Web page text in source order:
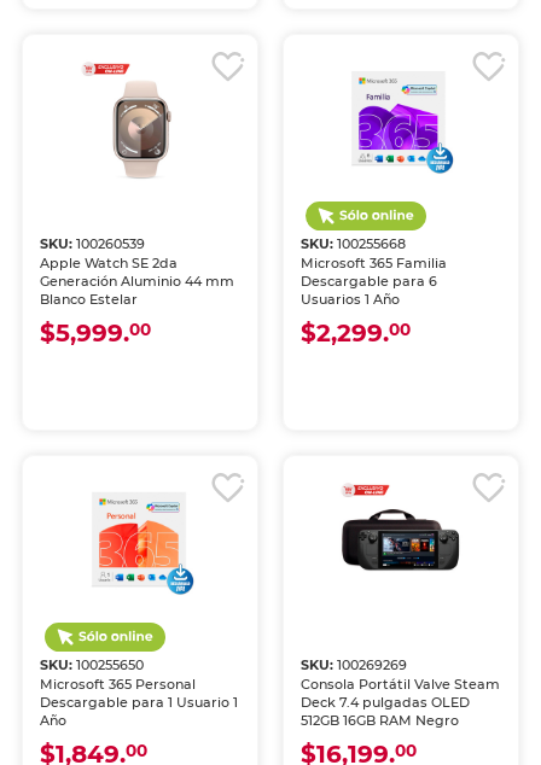
SKU:100260539
Apple Watch SE 2da
Generación Aluminio 44 mm
Blanco Estelar
$5,999.00
SKU: 100255668
Microsoft 365 Familia
Descargable para 6
Usuarios 1 Año
$2,299.00
SKU:100255650
Microsoft 365 Personal
Descargable para 1 Usuario 1
Año
$1,849.00
SKU: 100269269
Consola Portátil Valve Steam
Deck 7.4 pulgadas OLED
512GB 16GB RAM Negro
$16,199.00